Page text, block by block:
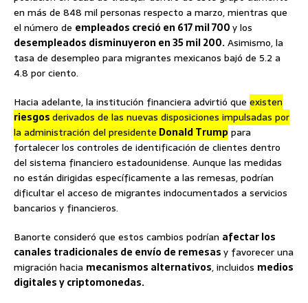
en más de 848 mil personas respecto a marzo, mientras que
el número de empleados creció en 617 mil 700y los
desempleados disminuyeron en 35 mil 200.Asimismo, la
tasa de desempleo para migrantes mexicanos bajó de 5.2 a
4.8 por ciento.
Hacia adelante, la institución financiera advirtió que existen
riesgosderivados de las nuevas disposiciones impulsadas por
la administración del presidente Donald Trump para
fortalecer los controles de identificación de clientes dentro
del sistema financiero estadounidense. Aunque las medidas
no están dirigidas específicamente a las remesas, podrían
dificultar el acceso de migrantes indocumentados a servicios
bancarios y financieros.
Banorte consideró que estos cambios podrían afectar los
canales tradicionales de envío de remesasy favorecer una
migración hacia mecanismos alternativos, incluidos medios
digitales y criptomonedas.